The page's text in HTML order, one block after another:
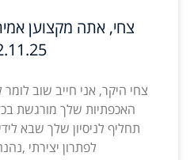
צחי, אתה מקצוען
צחי היקר, אני חייב שוב
האכפתיות שלך מורגשת
תחליף לניסיון שלך שבא
לפתרון יצירתי